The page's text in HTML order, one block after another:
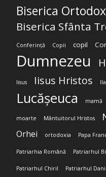
Biserica
Biserica Sfânta
Conferință Copii copil
Dumnezeu
Iisus Iisus Hristos
Lucășeuca mamă
moarte Mântuitorul Hristos
Orhei ortodoxia Papa
Patriarhia Română Patriarhul
Patriarhul Chiril Patriarhul